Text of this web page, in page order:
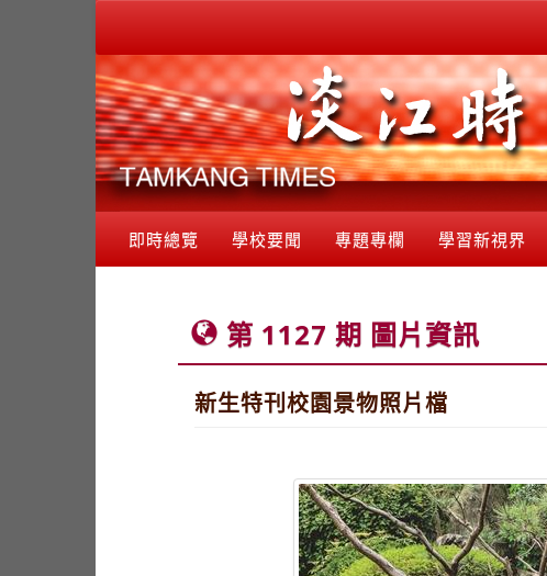
即時總覽 學校要聞 專題專欄 學習新視界
第 1127 期 圖片資訊
新生特刊校園景物照片檔